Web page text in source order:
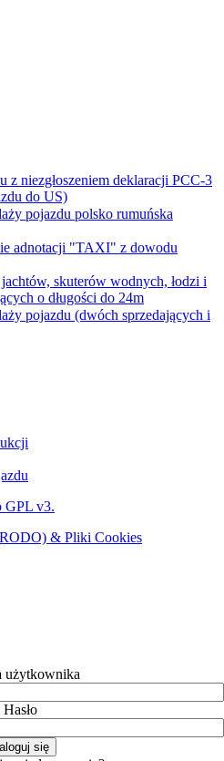
niezgłoszeniem deklaracji PCC-3
do US)
pojazdu polsko rumuńska
adnotacji "TAXI" z dowodu
skuterów wodnych, łodzi i
o długości do 24m
pojazdu (dwóch sprzedających i
GPL v3.
& Pliki Cookies
użytkownika
Hasło